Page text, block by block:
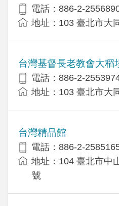
電話：886-2-
地址：103 臺北市大
台灣基督長老教會大稻
電話：886-2-
地址：103 臺北市大
台灣精品館
電話：886-2-
地址：104 臺北市中
號